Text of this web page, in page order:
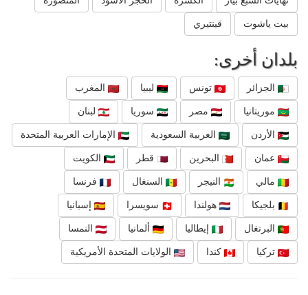
بيت ياشوت قينتيري
بلدان أخرى:
الجزائر تونس ليبيا المغرب
موريتانيا مصر سوريا لبنان
الأردن العربية السعودية الإمارات العربية المتحدة
عمان البحرين قطر الكويت
مالي النيجر السنغال فرنسا
بلجيكا هولندا سويسرا إسبانيا
البرتغال إيطاليا ألمانيا النمسا
تركيا كندا الولايات المتحدة الأمريكية